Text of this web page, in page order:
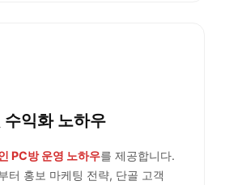
수익화 노하우
PC방 운영 노하우를 제공합니다.
터 홍보 마케팅 전략, 단골 고객